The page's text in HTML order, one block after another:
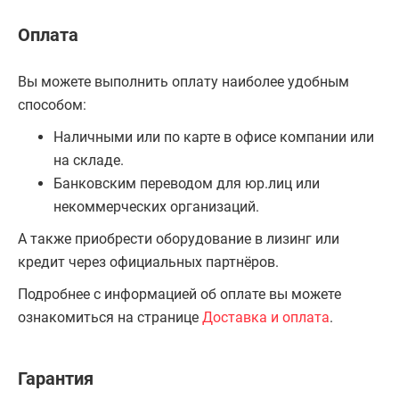
Оплата
Вы можете выполнить оплату наиболее удобным
способом:
Наличными или по карте в офисе компании или
на складе.
Банковским переводом для юр.лиц или
некоммерческих организаций.
А также приобрести оборудование в лизинг или
кредит через официальных партнёров.
Подробнее с информацией об оплате вы можете
ознакомиться на странице Доставка и оплата.
Гарантия